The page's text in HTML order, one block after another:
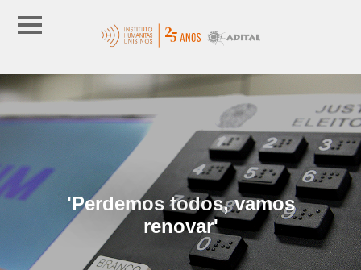
'Perdemos todos, vamos
renovar'